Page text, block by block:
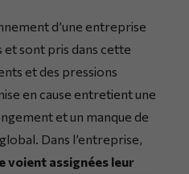
d’une entreprise
et sont pris dans cette
et des pressions
en cause entretient une
et un manque de
Dans l’entreprise,
voient assignées leur